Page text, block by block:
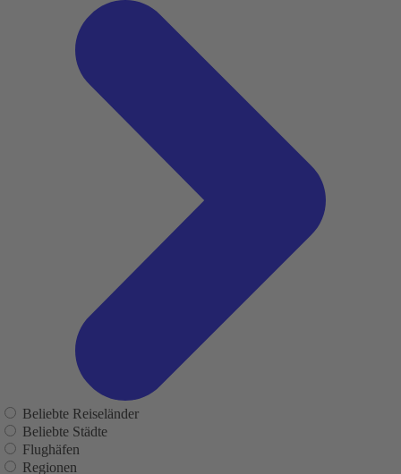
Beliebte Reiseländer
Beliebte Städte
Flughäfen
Regionen